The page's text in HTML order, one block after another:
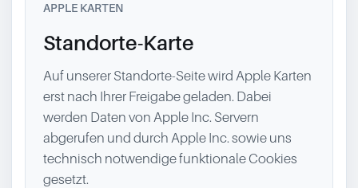
APPLE KARTEN
Standorte-Karte
Auf unserer Standorte-Seite wird Apple Karten
erst nach Ihrer Freigabe geladen. Dabei
werden Daten von Apple Inc. Servern
abgerufen und durch Apple Inc. sowie uns
technisch notwendige funktionale Cookies
gesetzt.